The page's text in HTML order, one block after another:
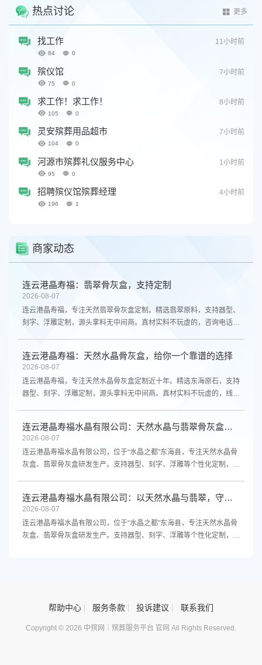
热点讨论 更多
11小时前
找工作
84 0
7小时前
殡仪馆
75 0
8小时前
求工作！求工作！
105 0
7小时前
灵安殡葬用品超市
104 0
1小时前
河源市殡葬礼仪服务中心
95 0
4小时前
招聘殡仪馆殡葬经理
196 1
商家动态
连云港晶寿福：翡翠骨灰盒，支持定制
2026-08-07
连云港晶寿福，专注天然翡翠骨灰盒定制。精选翡翠原料，支持器型、
刻字、浮雕定制，源头拿料无中间商。真材实料不玩虚的，咨询电话
连云港晶寿福：天然水晶骨灰盒，给你一个靠谱的选择
2026-08-07
连云港晶寿福，专注天然水晶骨灰盒定制近十年。精选东海原石，支持
器型、刻字、浮雕定制，源头拿料无中间商。真材实料不玩虚的，线上
连云港晶寿福水晶有限公司：天然水晶与翡翠骨灰盒，源头厂家支持定制
2026-08-07
连云港晶寿福水晶有限公司，位于“水晶之都”东海县，专注天然水晶骨
灰盒、翡翠骨灰盒研发生产。支持器型、刻字、浮雕等个性化定制，源
连云港晶寿福水晶有限公司：以天然水晶与翡翠，守护生命最后的尊严
2026-08-07
连云港晶寿福水晶有限公司，位于“水晶之都”东海县，专注天然水晶骨
灰盒、翡翠骨灰盒研发生产。支持器型、刻字、浮雕等个性化定制，源
帮助中心 服务条款 投诉建议 联系我们
Copyright © 2026 中殡网｜殡葬服务平台 官网 All Rights Reserved.